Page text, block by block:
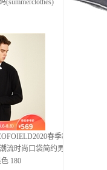
(summerclothes)
春季新
流时尚口袋简约男士
180